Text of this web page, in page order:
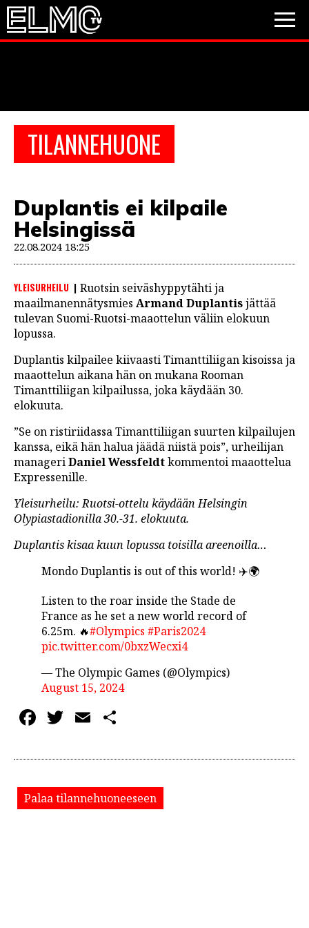
TILANNEHUONE
Duplantis ei kilpaile
Helsingissä
22.08.2024 18:25
YLEISURHEILU
Ruotsin seiväshyppytähti ja
maailmanennätysmies Armand Duplantisjättää
tulevan Suomi-Ruotsi-maaottelun väliin elokuun
lopussa.
Duplantis kilpailee kiivaasti Timanttiliigan kisoissa ja
maaottelun aikana hän on mukana Rooman
Timanttiliigan kilpailussa, joka käydään 30.
elokuuta.
”Se on ristiriidassa Timanttiliigan suurten kilpailujen
kanssa, eikä hän halua jäädä niistä pois”, urheilijan
manageriDaniel Wessfeldtkommentoi maaottelua
Expressenille.
Yleisurheilu: Ruotsi-ottelu käydään Helsingin
Olypiastadionilla 30.-31. elokuuta.
Duplantis kisaa kuun lopussa toisilla areenoilla…
Mondo Duplantis is out of this world! ✈️🌍
Listen to the roar inside the Stade de
France as he set a new world record of
6.25m. 🔥#Olympics #Paris2024
pic.twitter.com/0bxzWecxi4
— The Olympic Games (@Olympics)
August 15, 2024
Facebook
Twitter
Email
Palaa tilannehuoneeseen
PESÄPALLO
VIDEOT
JALKAPALLO
EM2021
Huuhkajat
JÄÄKIEKKO
PESÄPALLO
F1
LINTU VAI KALA
46 DENTON ROAD
VIDEOT
PODCASTIT
KOLUMNIT